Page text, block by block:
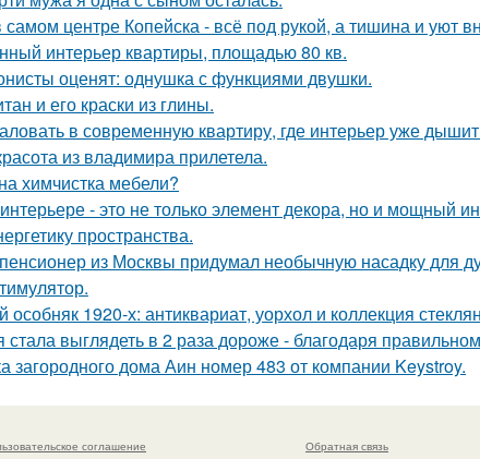
самом центре Копейска - всё под рукой, а тишина и уют
интерьер квартиры, площадью 80 кв.
оценят: однушка с функциями двушки.
и его краски из глины.
в современную квартиру, где интерьер уже
из владимира прилетела.
химчистка мебели?
- это не только элемент декора, но и мощный
пространства.
из Москвы придумал необычную насадку для
особняк 1920-х: антиквариат, уорхол и коллекция
стала выглядеть в 2 раза дороже - благодаря
загородного дома Аин номер 483 от компании Keystroy.
соглашение Обратная связь